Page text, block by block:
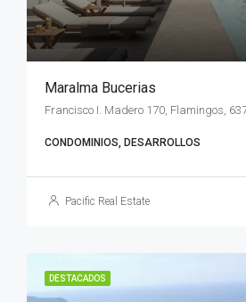
Maralma Bucerias
CONDOMINIOS, DESARROLLOS
Pacific Real Estate
DESTACADOS